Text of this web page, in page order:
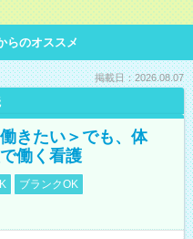
らのオススメ
掲載日：2026.08.07
きたい＞でも、体
働く看護
ブランクOK